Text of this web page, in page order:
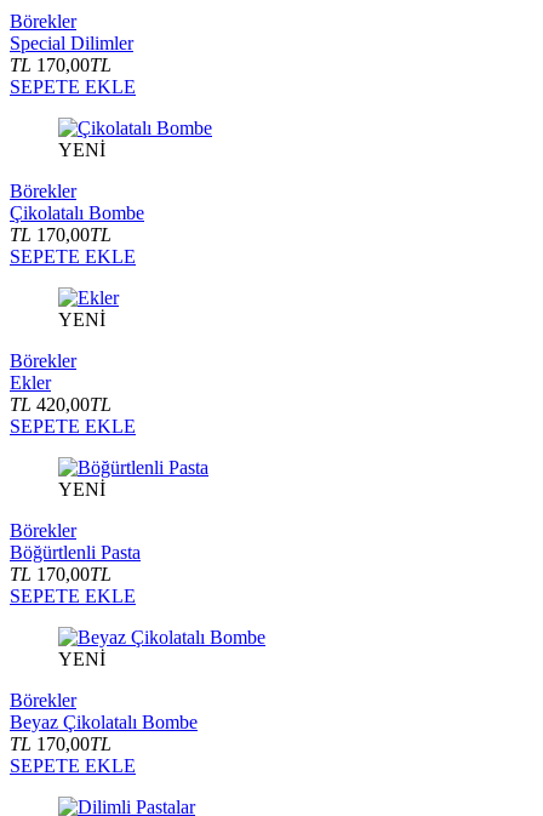
Börekler
Special Dilimler
TL 170,00TL
SEPETE EKLE
YENİ
Börekler
Çikolatalı Bombe
TL 170,00TL
SEPETE EKLE
YENİ
Börekler
Ekler
TL 420,00TL
SEPETE EKLE
YENİ
Börekler
Böğürtlenli Pasta
TL 170,00TL
SEPETE EKLE
YENİ
Börekler
Beyaz Çikolatalı Bombe
TL 170,00TL
SEPETE EKLE